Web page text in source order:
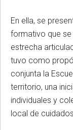
En ella, se
formativo que se
estrecha
tuvo como
conjunta la
territorio, una
individuales y
local de